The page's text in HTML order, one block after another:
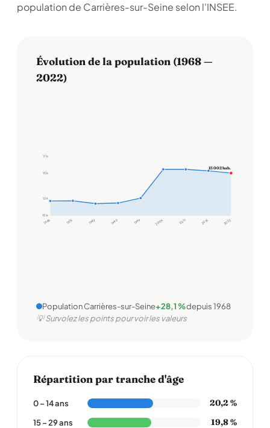
population de Carrières-sur-Seine selon l'INSEE.
Évolution de la population (1968 —
2022)
10 k
12 k
15 k
17 k
1968 1975 1982 1990 1999 2006 2011 2016 2022
15 002 hab.
Population Carrières-sur-Seine+28,1 %depuis 1968
💡 Survolez les points pour voir les valeurs
Répartition par tranche d'âge
0 – 14 ans 20,2 %
15 – 29 ans 19,8 %